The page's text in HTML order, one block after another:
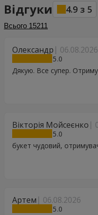
Відгуки 4.9 з 5
Всього 15211
Олександр 06.08.2026
5
Дякую. Все супер.
Вікторія Мойсеєнко
5
букет чудовий,
Артем 06.08.2026
5